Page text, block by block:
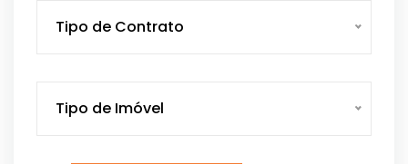
Tipo de Contrato
Tipo de Imóvel